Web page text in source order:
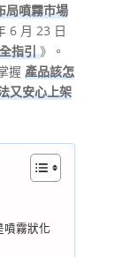
局噴霧市場
6 月 23 日
指引》。
握 產品該怎
又安心上架
噴霧狀化